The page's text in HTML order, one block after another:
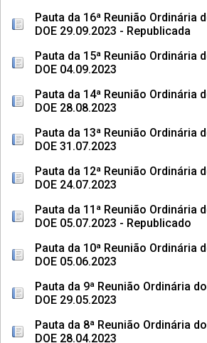
Pauta da 16ª Reunião Ordinária
DOE 29.09.2023 - Republicada
Pauta da 15ª Reunião Ordinária
DOE 04.09.2023
Pauta da 14ª Reunião Ordinária
DOE 28.08.2023
Pauta da 13ª Reunião Ordinária
DOE 31.07.2023
Pauta da 12ª Reunião Ordinária
DOE 24.07.2023
Pauta da 11ª Reunião Ordinária
DOE 05.07.2023 - Republicado
Pauta da 10ª Reunião Ordinária
DOE 05.06.2023
Pauta da 9ª Reunião Ordinária
DOE 29.05.2023
Pauta da 8ª Reunião Ordinária
DOE 28.04.2023